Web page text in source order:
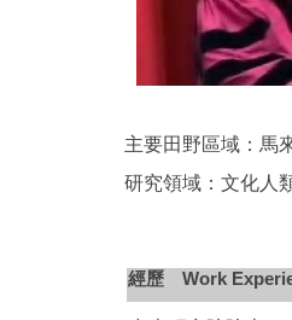
主要田野區域：馬
研究領域：文化人
經歷 Work